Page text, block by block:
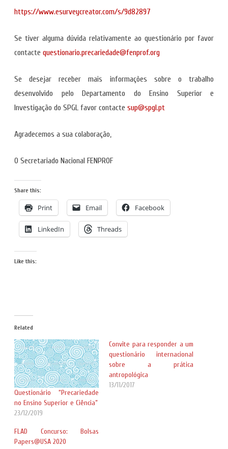
https://www.esurveycreator.com/s/9d82897
Se tiver alguma dúvida relativamente ao questionário por favor
contacte questionario.precariedade@fenprof.org
Se desejar receber mais informações sobre o trabalho
desenvolvido pelo Departamento do Ensino Superior e
Investigação do SPGL favor contacte sup@spgl.pt
Agradecemos a sua colaboração,
O Secretariado Nacional FENPROF
Share this:
Print Email Facebook
LinkedIn Threads
Like this:
Related
Questionário “Precariedade
no Ensino Superior e Ciência”
23/12/2019
Convite para responder a um
questionário internacional
sobre a prática
antropológica
13/11/2017
FLAD Concurso: Bolsas
Papers@USA 2020